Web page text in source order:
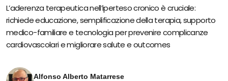
L’aderenza terapeutica nell’iperteso cronico è cruciale:
richiede educazione, semplificazione della terapia, supporto
medico-familiare e tecnologia per prevenire complicanze
cardiovascolari e migliorare salute e outcomes
Alfonso Alberto Matarrese